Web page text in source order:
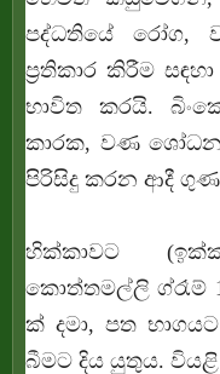
පද්ධතියේ රෝග,
ප්‍රතිකාර කිරීම
භාවිත කරයි.
කාරක, වණ
පිරිසිදු කරන ආදී
හික්කාවට
කොත්තමල්ලි ග්රෑම්
ක් දමා, පත
බීමට දිය යුතුය.